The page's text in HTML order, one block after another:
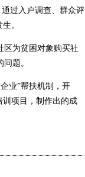
过入户调查、群众评
。
为贫困对象购买社
题。
业”帮扶机制，开
训项目，制作出的成